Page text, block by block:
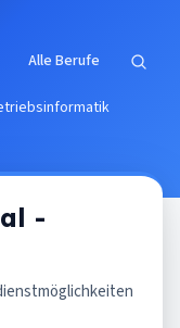
Alle Berufe
-